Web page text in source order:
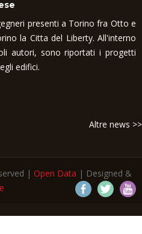
presenti a Torino fra Otto e
la Citta del Liberty. All'interno
autori, sono riportati i progetti
edifici.
Altre news >>
| Open Data | Designed &